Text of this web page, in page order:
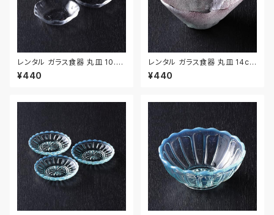
レンタル ガラス食器 丸皿 10.1c
m 3枚セット｜GLM130
¥440
レンタル ガラス食器 丸皿 14cm
｜GLM119
¥440